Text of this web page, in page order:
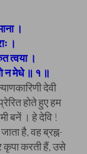
।
।
त्वया ।
न मेधे ॥ १ ॥
देवी
होते हुए हम
बनें । हे देवि !
है, वह ब्रह्न-
कृपा करती हैं, उसे